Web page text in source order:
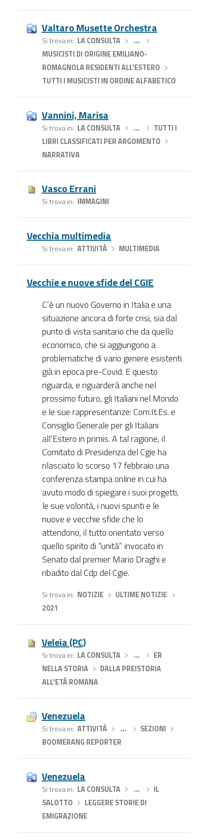
Valtaro Musette Orchestra
Si trova in LA CONSULTA› …
MUSICISTI DI ORIGINE EMILIANO-
ROMAGNOLA RESIDENTI ALL'ESTERO
TUTTI I MUSICISTI IN ORDINE ALFABETICO
Vannini, Marisa
Si trova in LA CONSULTA› …
TUTTI I
LIBRI CLASSIFICATI PER ARGOMENTO
NARRATIVA
Vasco Errani
Si trova in IMMAGINI
Vecchia multimedia
Si trova in ATTIVITÀ› MULTIMEDIA
Vecchie e nuove sfide del CGIE
C’è un nuovo Governo in Italia e una
situazione ancora di forte crisi, sia dal
punto di vista sanitario che da quello
economico, che si aggiungono a
problematiche di vario genere esistenti
già in epoca pre-Covid. E questo
riguarda, e riguarderà anche nel
prossimo futuro, gli Italiani nel Mondo
e le sue rappresentanze: Com.It.Es. e
Consiglio Generale per gli Italiani
all’Estero in primis. A tal ragione, il
Comitato di Presidenza del Cgie ha
rilasciato lo scorso 17 febbraio una
conferenza stampa online in cui ha
avuto modo di spiegare i suoi progetti,
le sue volontà, i nuovi spunti e le
nuove e vecchie sfide che lo
attendono, il tutto orientato verso
quello spirito di “unità” invocato in
Senato dal premier Mario Draghi e
ribadito dal Cdp del Cgie.
Si trova in NOTIZIE› ULTIME NOTIZIE
2021
Veleia (PC)
Si trova in LA CONSULTA› …
ER
NELLA STORIA›
DALLA PREISTORIA
ALL'ETÀ ROMANA
Venezuela
Si trova in ATTIVITÀ› … SEZIONI
BOOMERANG REPORTER
Venezuela
Si trova in LA CONSULTA› …
IL
SALOTTO
LEGGERE STORIE DI
EMIGRAZIONE